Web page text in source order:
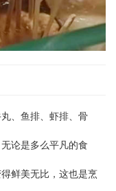
、鱼排、虾排、骨
论是多么平凡的食
鲜美无比，这也是烹